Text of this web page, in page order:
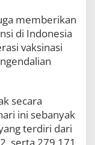
memberikan
di Indonesia
vaksinasi
secara
ini sebanyak
terdiri dari
serta 279.171